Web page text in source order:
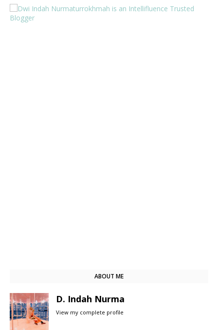
ABOUT ME
D. Indah Nurma
View my complete profile